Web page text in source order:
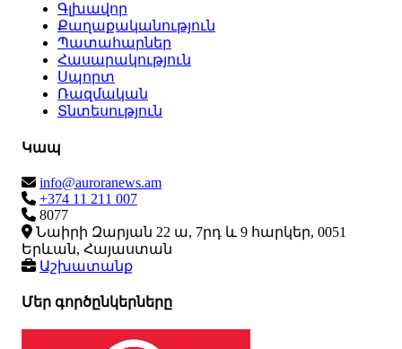
Գլխավոր
Քաղաքականություն
Պատահարներ
Հասարակություն
Սպորտ
Ռազմական
Տնտեսություն
Կապ
info@auroranews.am
+374 11 211 007
8077
Նաիրի Զարյան 22 ա, 7րդ և 9 հարկեր, 0051
Երևան, Հայաստան
Աշխատանք
Մեր գործընկերները